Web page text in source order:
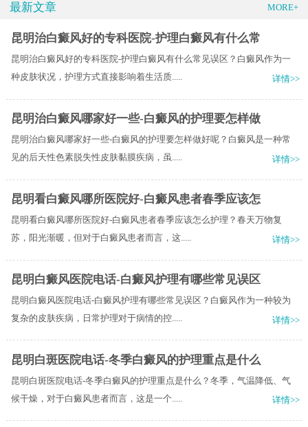
最新文章 MORE+
昆明治白癜风好的专科医院-护理白癜风有什么常
昆明治白癜风好的专科医院-护理白癜风有什么常见误区？白癜风作为一
种皮肤状况，护理方式直接影响着生活质.....
详情>>
昆明治白癜风哪家好一些-白癜风的护理要怎样做
昆明治白癜风哪家好一些-白癜风的护理要怎样做好呢？白癜风是一种常
见的后天性色素脱失性皮肤黏膜疾病，虽.....
详情>>
昆明看白癜风哪所医院好-白癜风患者春季应该怎
昆明看白癜风哪所医院好-白癜风患者春季应该怎么护理？春天万物复
苏，阳光渐暖，但对于白癜风患者而言，这.....
详情>>
昆明白癜风医院电话-白癜风护理有哪些常见误区
昆明白癜风医院电话-白癜风护理有哪些常见误区？白癜风作为一种较为
复杂的皮肤疾病，日常护理对于病情的控.....
详情>>
昆明白斑医院电话-冬季白癜风的护理重点是什么
昆明白斑医院电话-冬季白癜风的护理重点是什么？冬季，气温降低、气
候干燥，对于白癜风患者而言，这是一个.....
详情>>